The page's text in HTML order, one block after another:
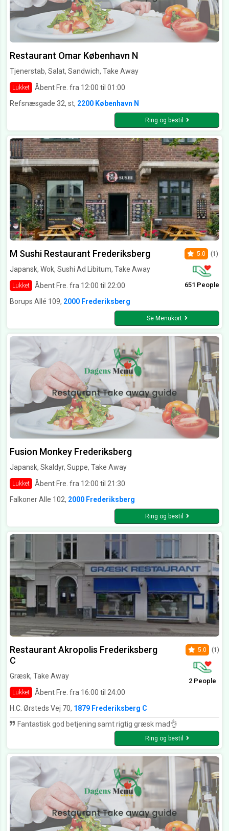
Restaurant Omar København N
Tjenerstab, Salat, Sandwich, Take Away
Lukket
Åbent Fre. fra 12:00 til 01:00
Refsnæsgade 32, st, 2200 København N
Ring og bestil
M Sushi Restaurant Frederiksberg
Japansk, Wok, Sushi Ad Libitum, Take Away
Lukket Åbent Fre. fra 12:00 til 22:00
5.0 (1)
651 People
Borups Allé 109, 2000 Frederiksberg
Se Menukort
Fusion Monkey Frederiksberg
Japansk, Skaldyr, Suppe, Take Away
Lukket
Åbent Fre. fra 12:00 til 21:30
Falkoner Alle 102, 2000 Frederiksberg
Ring og bestil
Restaurant Akropolis Frederiksberg
C
Græsk, Take Away
Lukket Åbent Fre. fra 16:00 til 24:00
5.0 (1)
2 People
H.C. Ørsteds Vej 70, 1879 Frederiksberg C
Fantastisk god betjening samt rigtig græsk mad👌
Ring og bestil